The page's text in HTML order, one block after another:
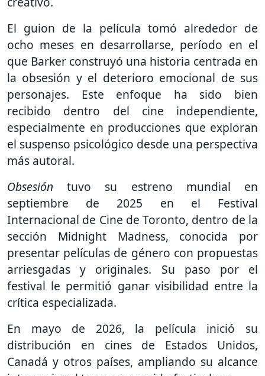
El guion de la película tomó alrededor de
ocho meses en desarrollarse, período en el
que Barker construyó una historia centrada en
la obsesión y el deterioro emocional de sus
personajes. Este enfoque ha sido bien
recibido dentro del cine independiente,
especialmente en producciones que exploran
el suspenso psicológico desde una perspectiva
más autoral.
Obsesión tuvo su estreno mundial en
septiembre de 2025 en el Festival
Internacional de Cine de Toronto, dentro de la
sección Midnight Madness, conocida por
presentar películas de género con propuestas
arriesgadas y originales. Su paso por el
festival le permitió ganar visibilidad entre la
crítica especializada.
En mayo de 2026, la película inició su
distribución en cines de Estados Unidos,
Canadá y otros países, ampliando su alcance